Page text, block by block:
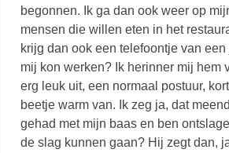
begonnen. Ik ga dan ook weer op
mensen die willen eten in het
krijg dan ook een telefoontje van
mij kon werken? Ik herinner mij hem
erg leuk uit, een normaal postuur,
beetje warm van. Ik zeg ja, dat
gehad met mijn baas en ben
de slag kunnen gaan? Hij zegt dan,